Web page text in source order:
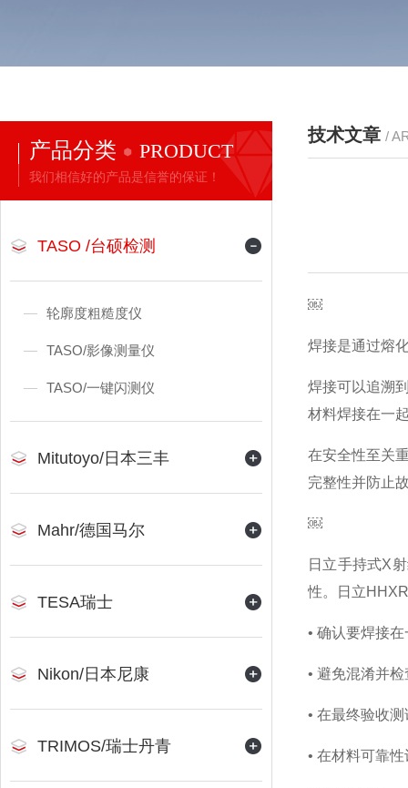
产品分类 PRODUCT
我们相信好的产品是信誉的保证！
TASO /台硕检测
轮廓度粗糙度仪
TASO/影像测量仪
TASO/一键闪测仪
Mitutoyo/日本三丰
Mahr/德国马尔
TESA瑞士
Nikon/日本尼康
TRIMOS/瑞士丹青
技术文章 /
￼
焊接是通过熔
焊接可以追溯
材料焊接在一
在安全性至关
完整性并防止
￼
日立手持式X
性。日立
• 确认要焊接
• 避免混淆并
• 在最终验收
• 在材料可靠